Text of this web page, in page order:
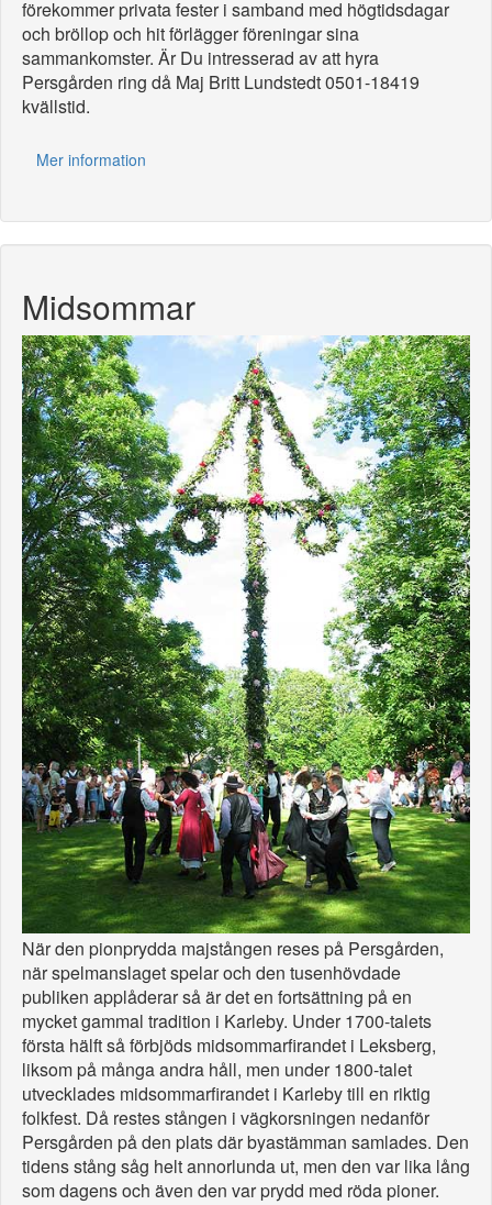
förekommer privata fester i samband med högtidsdagar
och bröllop och hit förlägger föreningar sina
sammankomster. Är Du intresserad av att hyra
Persgården ring då Maj Britt Lundstedt 0501-18419
kvällstid.
Mer information
Midsommar
När den pionprydda majstången reses på Persgården,
när spelmanslaget spelar och den tusenhövdade
publiken applåderar så är det en fortsättning på en
mycket gammal tradition i Karleby. Under 1700-talets
första hälft så förbjöds midsommarfirandet i Leksberg,
liksom på många andra håll, men under 1800-talet
utvecklades midsommarfirandet i Karleby till en riktig
folkfest. Då restes stången i vägkorsningen nedanför
Persgården på den plats där byastämman samlades. Den
tidens stång såg helt annorlunda ut, men den var lika lång
som dagens och även den var prydd med röda pioner.